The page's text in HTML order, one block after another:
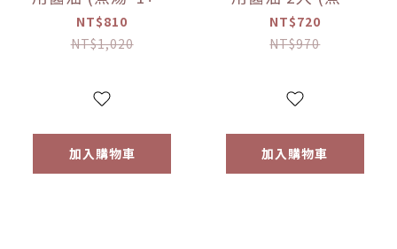
用*1) + bebefood
兒童專用調味海鹽
NT$810
NT$1,020
加入購物車
*1+沾用*1) +little
pasta造型義大利麵
限定】
NT$720
NT$970
加入購物車